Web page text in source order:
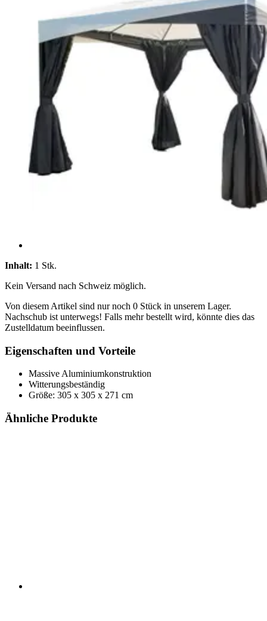
Inhalt: 1 Stk.
Kein Versand nach Schweiz möglich.
Von diesem Artikel sind nur noch 0 Stück in unserem Lager.
Nachschub ist unterwegs! Falls mehr bestellt wird, könnte dies das
Zustelldatum beeinflussen.
Eigenschaften und Vorteile
Massive Aluminiumkonstruktion
Witterungsbeständig
Größe: 305 x 305 x 271 cm
Ähnliche Produkte